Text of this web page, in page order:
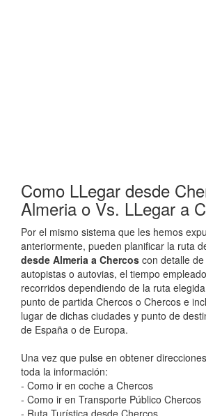
Como LLegar desde
Almeria o Vs. LLegar a
Por el mismo sistema que les hemos
anteriormente, pueden planificar la ruta
desde Almeria a Chercos con detalle
autopistas o autovias, el tiempo
recorridos dependiendo de la ruta
punto de partida Chercos o Chercos e
lugar de dichas ciudades y punto de
de España o de Europa.
Una vez que pulse en obtener
toda la información:
- Como ir en coche a Chercos
- Como ir en Transporte Público Chercos
- Ruta Turística desde Chercos